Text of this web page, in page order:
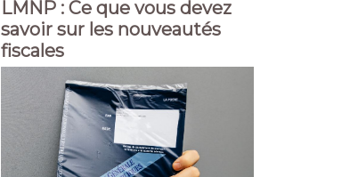
LMNP : Ce que vous devez
savoir sur les nouveautés
fiscales